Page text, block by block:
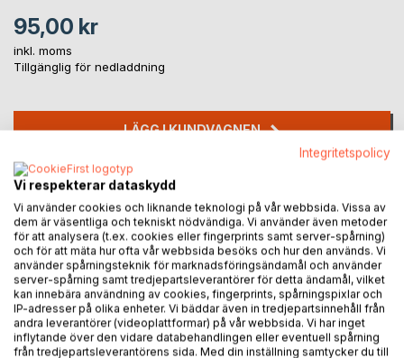
95,00 kr
inkl. moms
Tillgänglig för nedladdning
LÄGG I KUNDVAGNEN
Lägg till i kom-ihåglista
Recensera titel
BESKRIVNING
Integritetspolicy
Vi respekterar dataskydd
Vi använder cookies och liknande teknologi på vår webbsida. Vissa av
dem är väsentliga och tekniskt nödvändiga. Vi använder även metoder
för att analysera (t.ex. cookies eller fingerprints samt server-spårning)
och för att mäta hur ofta vår webbsida besöks och hur den används. Vi
använder spårningsteknik för marknadsföringsändamål och använder
server-spårning samt tredjepartsleverantörer för detta ändamål, vilket
kan innebära användning av cookies, fingerprints, spårningspixlar och
IP-adresser på olika enheter. Vi bäddar även in tredjepartsinnehåll från
andra leverantörer (videoplattformar) på vår webbsida. Vi har inget
inflytande över den vidare databehandlingen eller eventuell spårning
från tredjepartsleverantörens sida. Med din inställning samtycker du till